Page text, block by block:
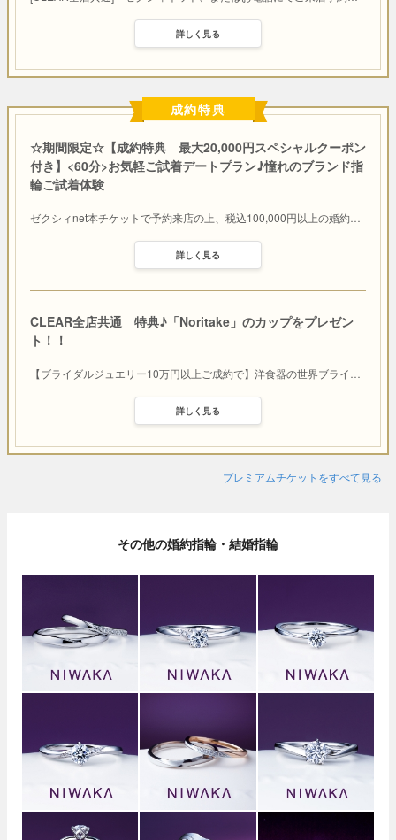
詳しく見る
成約特典
☆期間限定☆【成約特典 最大20,000円スペシャルクーポン
付き】<60分>お気軽ご試着デートプラン♪憧れのブランド指
輪ご試着体験
ゼクシィnet本チケットで予約来店の上、税込100,000円以上の婚約…
詳しく見る
CLEAR全店共通 特典♪「Noritake」のカップをプレゼン
ト！！
【ブライダルジュエリー10万円以上ご成約で】洋食器の世界ブライ…
詳しく見る
プレミアムチケットをすべて見る
その他の婚約指輪・結婚指輪